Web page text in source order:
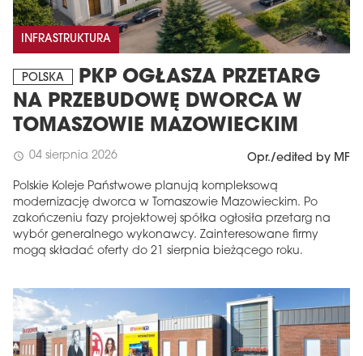
INFRASTRUKTURA
POLSKA
PKP OGŁASZA PRZETARG
NA PRZEBUDOWĘ DWORCA W
TOMASZOWIE MAZOWIECKIM
schedule 04 sierpnia 2026 Opr./edited by MF
Polskie Koleje Państwowe planują kompleksową
modernizację dworca w Tomaszowie Mazowieckim. Po
zakończeniu fazy projektowej spółka ogłosiła przetarg na
wybór generalnego wykonawcy. Zainteresowane firmy
mogą składać oferty do 21 sierpnia bieżącego roku.